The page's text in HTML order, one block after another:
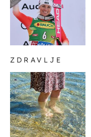
ZDRAVLJE